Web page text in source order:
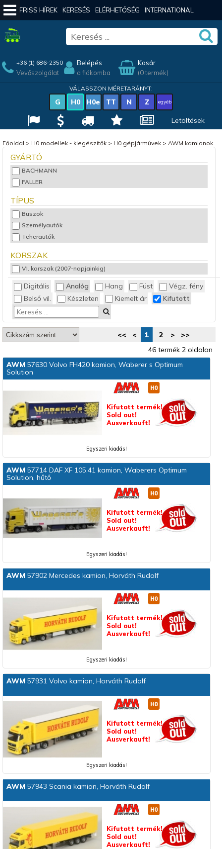
FRISS HÍREK KERESÉS ELÉRHETŐSÉG INTERNATIONAL
+36 (1) 686-2350
Vevőszolgálat
Belépés
a fiókomba
Kosár
(0 termék)
VÁLASSZON MÉRETARÁNYT:
G H0 H0e TT N Z egyéb
Letöltések
Főoldal > H0 modellek - kiegészítők> H0 gépjárművek> AWM kamionok
GYÁRTÓ
BACHMANN
FALLER
TÍPUS
Buszok
Személyautók
Teherautók
KORSZAK
VI. korszak (2007-napjainkig)
Digitális Analóg Hang Füst
Végz. fény
Belső vil.
Készleten Kiemelt ár Kifutott
<< < 1 2 >
>>
46 termék 2 oldalon
AWM57630 Volvo FH420 kamion, Waberer s Optimum
Solution
Kifutott termék!
Sold out!
Ausverkauft!
Egyszeri kiadás!
AWM57714 DAF XF 105.41 kamion, Waberers Optimum
Solution, hűtő
Kifutott termék!
Sold out!
Ausverkauft!
Egyszeri kiadás!
AWM57902 Mercedes kamion, Horváth Rudolf
Kifutott termék!
Sold out!
Ausverkauft!
Egyszeri kiadás!
AWM57931 Volvo kamion, Horváth Rudolf
Kifutott termék!
Sold out!
Ausverkauft!
Egyszeri kiadás!
AWM57943 Scania kamion, Horváth Rudolf
Kifutott termék!
Sold out!
Ausverkauft!